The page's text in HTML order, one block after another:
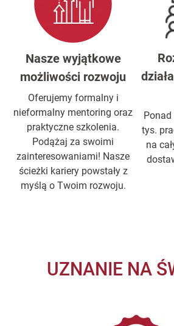
Nasze wyjątkowe
możliwości rozwoju
Oferujemy formalny i
nieformalny mentoring oraz
praktyczne szkolenia.
Podążaj za swoimi
zainteresowaniami! Nasze
ścieżki kariery powstały z
myślą o Twoim rozwoju.
tys.
na
UZNANIE NA